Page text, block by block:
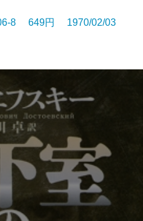
8 649円 1970/02/03